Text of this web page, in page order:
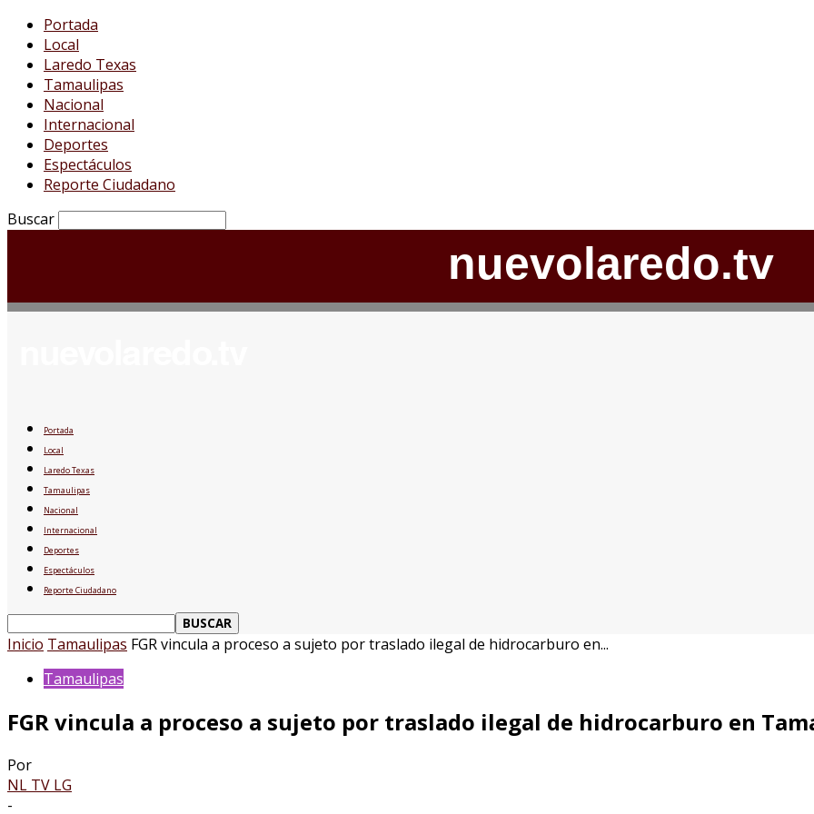
Portada
Local
Laredo Texas
Tamaulipas
Nacional
Internacional
Deportes
Espectáculos
Reporte Ciudadano
Buscar
nuevolaredo.tv
Portada
Local
Laredo Texas
Tamaulipas
Nacional
Internacional
Deportes
Espectáculos
Reporte Ciudadano
Inicio Tamaulipas FGR vincula a proceso a sujeto por traslado ilegal de hidrocarburo en...
Tamaulipas
FGR vincula a proceso a sujeto por traslado ilegal de hidrocarburo en
Por
NL TV LG
-